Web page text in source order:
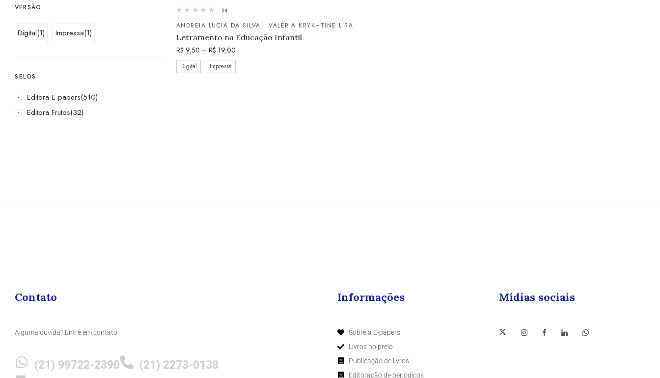
VERSÃO
Digital(1) Impressa(1)
SELOS
Editora E-papers(510)
Editora Frutos(32)
(0)
ANDREIA LUCIA DA SILVA VALÉRIA KRYKHTINE LIRA
Letramento na Educação Infantil
R$ 9,50 – R$ 19,00
Digital Impressa
Contato
Alguma dúvida? Entre em contato:
(21) 99722-2390
(21) 2273-0138
Informações
Sobre a E-papers
Livros no prelo
Publicação de livros
Editoração de periódicos
Mídias sociais